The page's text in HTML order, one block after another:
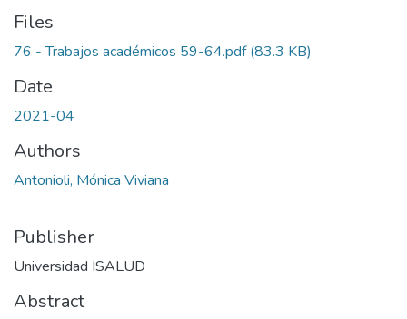
Files
76 - Trabajos académicos 59-64.pdf(83.3 KB)
Date
2021-04
Authors
Antonioli, Mónica Viviana
Publisher
Universidad ISALUD
Abstract